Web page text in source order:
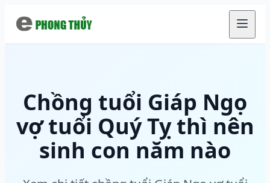
Chồng tuổi Giáp Ngọ
vợ tuổi Quý Tỵ thì nên
sinh con năm nào